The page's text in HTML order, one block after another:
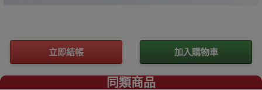
立即結帳 加入購物車
同類商品